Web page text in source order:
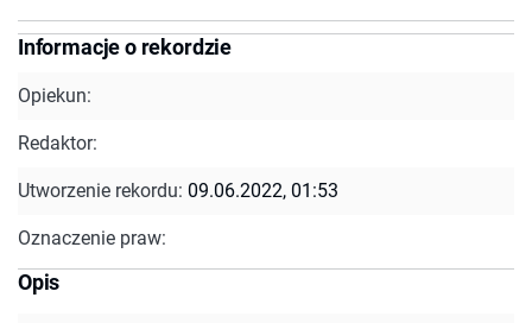
Informacje o rekordzie
Opiekun:
Redaktor:
Utworzenie rekordu: 09.06.2022, 01:53
Oznaczenie praw:
Opis